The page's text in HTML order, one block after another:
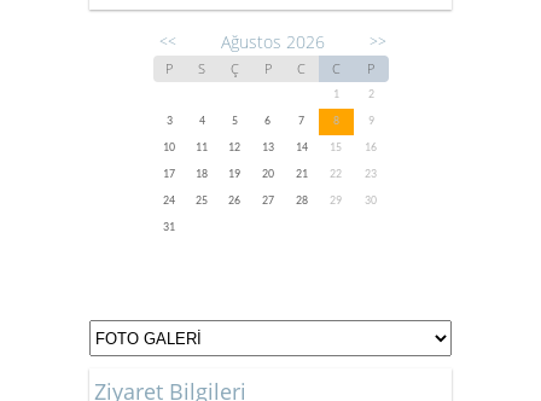
<< Ağustos 2026 >>
P S Ç P C C P
1
2
3
4 5 6 7 8
9
10
11 12 13 14 15
16
17
18 19 20 21 22
23
24
25 26 27 28 29
30
31
Ziyaret Bilgileri